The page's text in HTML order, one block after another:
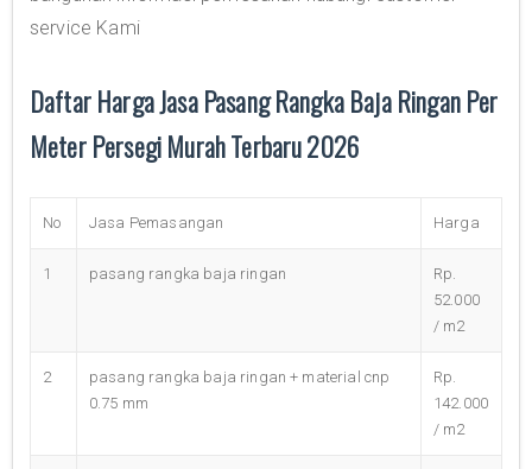
service Kami
Daftar Harga Jasa Pasang Rangka Baja Ringan Per
Meter Persegi Murah Terbaru 2026
No Jasa Pemasangan Harga
1 pasang rangka baja ringan
Rp.
52.000
/ m2
2
pasang rangka baja ringan + material cnp
0.75 mm
Rp.
142.000
/ m2